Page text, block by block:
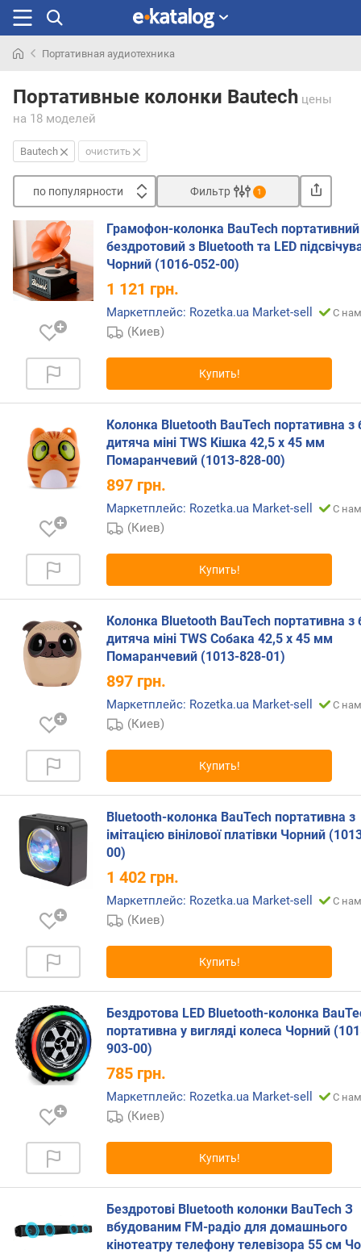
раньше
Портативная аудиотехника
Портативные колонки Bautech цены
на 18 моделей
Bautech очистить
по популярности
п
о
п
о
у
л
я
н
с
т
и
о
д
ш
х
к
д
о
о
г
и
о
т
д
о
р
о
и
к
е
в
ы
м
о
з
ы
м
Фильтр 1
Грамофон-колонка BauTech портативний
бездротовий з Bluetooth та LED
Чорний (1016-052-00)
1 121 грн.
Маркетплейс: Rozetka.ua Market-sell С
(Киев)
Купить!
Колонка Bluetooth BauTech портативна з
дитяча міні TWS Кішка 42,5 х 45 мм
Помаранчевий (1013-828-00)
897 грн.
Маркетплейс: Rozetka.ua Market-sell С
(Киев)
Купить!
Колонка Bluetooth BauTech портативна з
дитяча міні TWS Собака 42,5 х 45 мм
Помаранчевий (1013-828-01)
897 грн.
Маркетплейс: Rozetka.ua Market-sell С
(Киев)
Купить!
Bluetooth-колонка BauTech портативна з
імітацією вінілової платівки Чорний
00)
1 402 грн.
Маркетплейс: Rozetka.ua Market-sell С
(Киев)
Купить!
Бездротова LED Bluetooth-колонка
портативна у вигляді колеса Чорний
903-00)
785 грн.
Маркетплейс: Rozetka.ua Market-sell С
(Киев)
Купить!
Бездротові Bluetooth колонки BauTech З
вбудованим FM-радіо для домашнього
кінотеатру телефону телевізора 55 см